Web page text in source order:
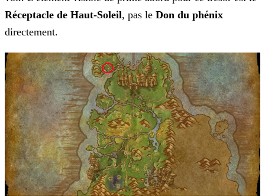
Réceptacle de Haut-Soleil, pas le Don du phénix
directement.